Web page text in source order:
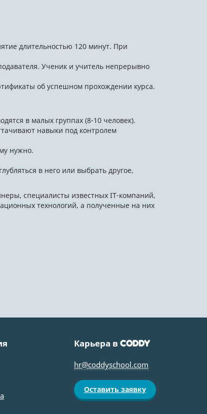
длительностью 120 минут. При
Ученик и учитель непрерывно
об успешном прохождении курса.
в малых группах (8-10 человек).
навыки под контролем
нужно.
в него или выбрать другое,
специалисты известных IT-компаний,
технологий, а полученные на них
Карьера вCODDY
hr@coddyschool.com
Оставить заявку